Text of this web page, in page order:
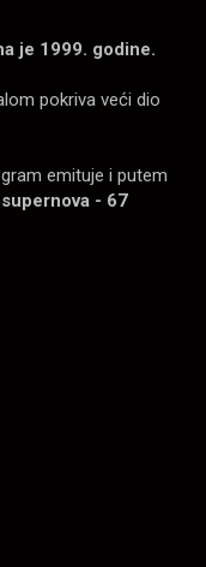
je 1999. godine.
pokriva veći dio
emituje i putem
- 67